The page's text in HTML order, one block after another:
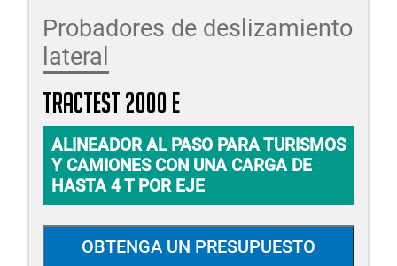
Probadores de deslizamiento
lateral
TRACTEST 2000 E
ALINEADOR AL PASO PARA TURISMOS
Y CAMIONES CON UNA CARGA DE
HASTA 4 T POR EJE
OBTENGA UN PRESUPUESTO